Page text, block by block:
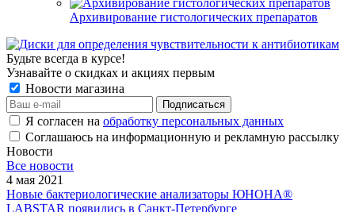
Архивирование гистологических препаратов
Будьте всегда в курсе!
Узнавайте о скидках и акциях первым
Новости магазина
Я согласен на обработку персональных данных
Соглашаюсь на информационную и рекламную рассылку
Новости
Все новости
4 мая 2021
Новые бактериологические анализаторы ЮНОНА®
LABSTAR появились в Санкт-Петербурге